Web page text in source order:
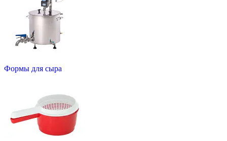
Формы для сыра